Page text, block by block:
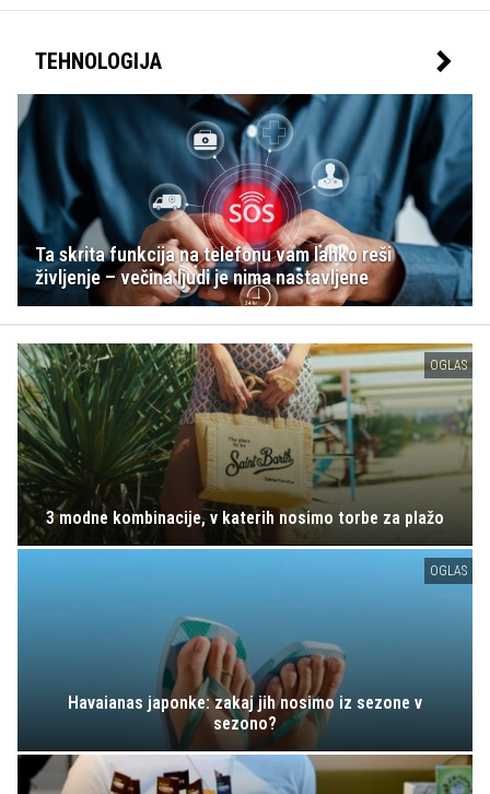
TEHNOLOGIJA
Ta skrita funkcija na telefonu vam lahko reši
življenje – večina ljudi je nima nastavljene
OGLAS
3 modne kombinacije, v katerih nosimo torbe za plažo
OGLAS
Havaianas japonke: zakaj jih nosimo iz sezone v
sezono?